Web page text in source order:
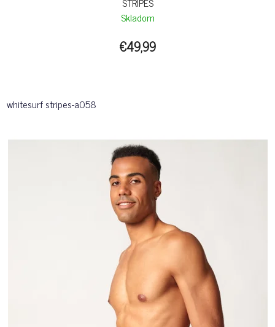
Skladom
€49,99
whitesurf stripes-a058